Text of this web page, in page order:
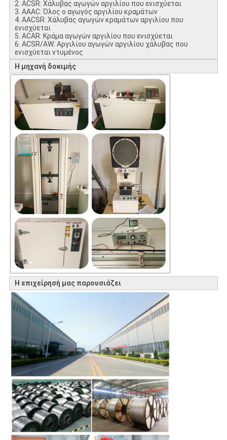
2. ACSR: Χάλυβας αγωγών αργιλίου που ενισχύεται
3. AAAC: Όλος ο αγωγός αργιλίου κραμάτων
4. AACSR: Χάλυβας αγωγών κραμάτων αργιλίου που
ενισχύεται
5. ACAR: Κράμα αγωγών αργιλίου που ενισχύεται
6. ACSR/AW: Αργιλίου αγωγών αργιλίου χάλυβας που
ενισχύεται ντυμένος
Η μηχανή δοκιμής
Η επιχείρησή μας παρουσιάζει